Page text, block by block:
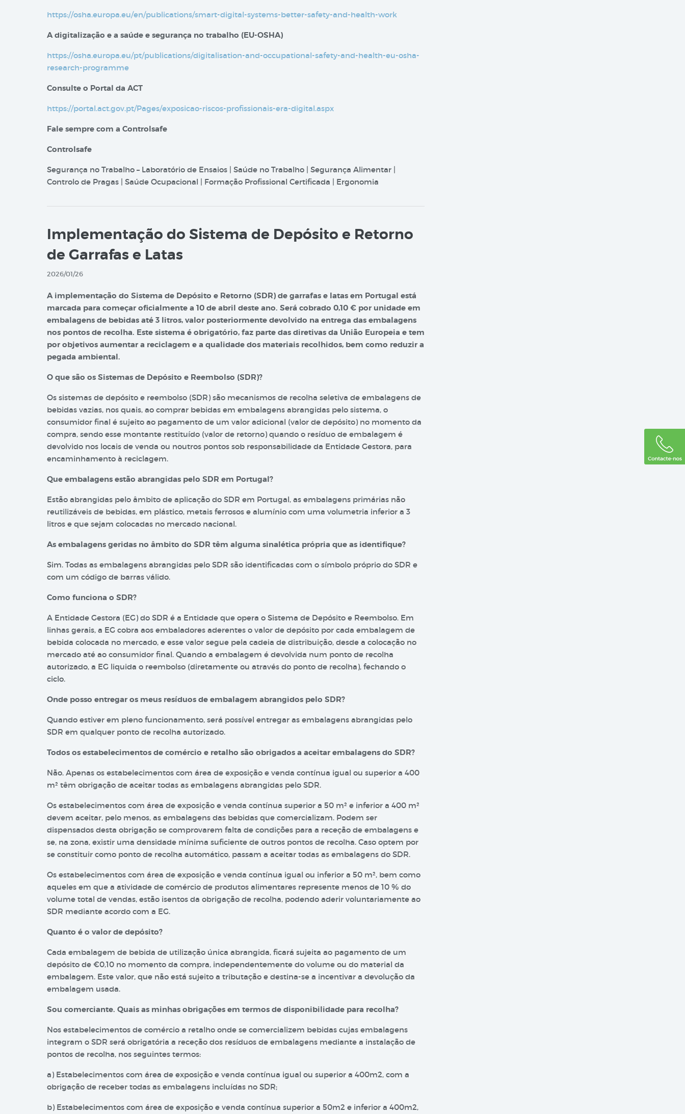
https://osha.europa.eu/en/publications/smart-digital-systems-better-safety-and-health-work
A digitalização e a saúde e segurança no trabalho (EU-OSHA)
https://osha.europa.eu/pt/publications/digitalisation-and-occupational-safety-and-health-eu-osha-
research-programme
Consulte o Portal da ACT
https://portal.act.gov.pt/Pages/exposicao-riscos-profissionais-era-digital.aspx
Fale sempre com a Controlsafe
Controlsafe
Segurança no Trabalho – Laboratório de Ensaios | Saúde no Trabalho | Segurança Alimentar |
Controlo de Pragas | Saúde Ocupacional | Formação Profissional Certificada | Ergonomia
Implementação do Sistema de Depósito e Retorno
de Garrafas e Latas
2026/01/26
A implementação do Sistema de Depósito e Retorno (SDR) de garrafas e latas em Portugal está
marcada para começar oficialmente a 10 de abril deste ano. Será cobrado 0,10 € por unidade em
embalagens de bebidas até 3 litros, valor posteriormente devolvido na entrega das embalagens
nos pontos de recolha. Este sistema é obrigatório, faz parte das diretivas da União Europeia e tem
por objetivos aumentar a reciclagem e a qualidade dos materiais recolhidos, bem como reduzir a
pegada ambiental.
O que são os Sistemas de Depósito e Reembolso (SDR)?
Os sistemas de depósito e reembolso (SDR) são mecanismos de recolha seletiva de embalagens de
bebidas vazias, nos quais, ao comprar bebidas em embalagens abrangidas pelo sistema, o
consumidor final é sujeito ao pagamento de um valor adicional (valor de depósito) no momento da
compra, sendo esse montante restituído (valor de retorno) quando o resíduo de embalagem é
devolvido nos locais de venda ou noutros pontos sob responsabilidade da Entidade Gestora, para
encaminhamento à reciclagem.
Que embalagens estão abrangidas pelo SDR em Portugal?
Estão abrangidas pelo âmbito de aplicação do SDR em Portugal, as embalagens primárias não
reutilizáveis de bebidas, em plástico, metais ferrosos e alumínio com uma volumetria inferior a 3
litros e que sejam colocadas no mercado nacional.
As embalagens geridas no âmbito do SDR têm alguma sinalética própria que as identifique?
Sim. Todas as embalagens abrangidas pelo SDR são identificadas com o símbolo próprio do SDR e
com um código de barras válido.
Como funciona o SDR?
A Entidade Gestora (EG) do SDR é a Entidade que opera o Sistema de Depósito e Reembolso. Em
linhas gerais, a EG cobra aos embaladores aderentes o valor de depósito por cada embalagem de
bebida colocada no mercado, e esse valor segue pela cadeia de distribuição, desde a colocação no
mercado até ao consumidor final. Quando a embalagem é devolvida num ponto de recolha
autorizado, a EG liquida o reembolso (diretamente ou através do ponto de recolha), fechando o
ciclo.
Onde posso entregar os meus resíduos de embalagem abrangidos pelo SDR?
Quando estiver em pleno funcionamento, será possível entregar as embalagens abrangidas pelo
SDR em qualquer ponto de recolha autorizado.
Todos os estabelecimentos de comércio e retalho são obrigados a aceitar embalagens do SDR?
Não. Apenas os estabelecimentos com área de exposição e venda contínua igual ou superior a 400
m² têm obrigação de aceitar todas as embalagens abrangidas pelo SDR.
Os estabelecimentos com área de exposição e venda contínua superior a 50 m² e inferior a 400 m²
devem aceitar, pelo menos, as embalagens das bebidas que comercializam. Podem ser
dispensados desta obrigação se comprovarem falta de condições para a receção de embalagens e
se, na zona, existir uma densidade mínima suficiente de outros pontos de recolha. Caso optem por
se constituir como ponto de recolha automático, passam a aceitar todas as embalagens do SDR.
Os estabelecimentos com área de exposição e venda contínua igual ou inferior a 50 m², bem como
aqueles em que a atividade de comércio de produtos alimentares represente menos de 10 % do
volume total de vendas, estão isentos da obrigação de recolha, podendo aderir voluntariamente ao
SDR mediante acordo com a EG.
Quanto é o valor de depósito?
Cada embalagem de bebida de utilização única abrangida, ficará sujeita ao pagamento de um
depósito de €0,10 no momento da compra, independentemente do volume ou do material da
embalagem. Este valor, que não está sujeito a tributação e destina-se a incentivar a devolução da
embalagem usada.
Sou comerciante. Quais as minhas obrigações em termos de disponibilidade para recolha?
Nos estabelecimentos de comércio a retalho onde se comercializem bebidas cujas embalagens
integram o SDR será obrigatória a receção dos resíduos de embalagens mediante a instalação de
pontos de recolha, nos seguintes termos:
a) Estabelecimentos com área de exposição e venda contínua igual ou superior a 400m2, com a
obrigação de receber todas as embalagens incluídas no SDR;
b) Estabelecimentos com área de exposição e venda contínua superior a 50m2 e inferior a 400m2,